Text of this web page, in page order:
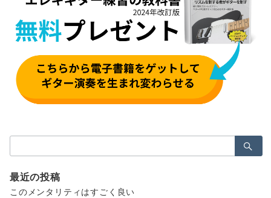
索：
最近の投稿
このメンタリティはすごく良い